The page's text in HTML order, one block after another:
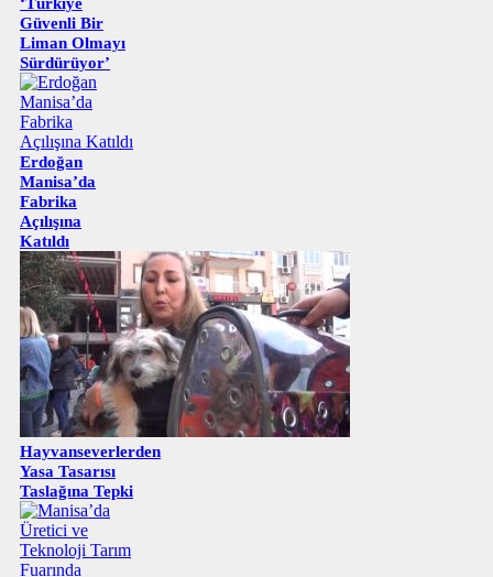
Güvenli Bir
Liman Olmayı
Sürdürüyor’
Erdoğan
Manisa’da
Fabrika
Açılışına
Katıldı
Hayvanseverlerden
Yasa Tasarısı
Taslağına Tepki